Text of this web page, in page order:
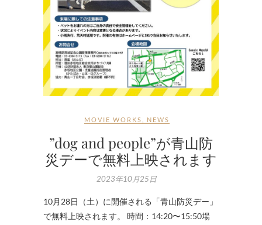
MOVIE WORKS NEWS
”dog and people”が青山防
災デーで無料上映されます
2023年10月25日
10月28日（土）に開催される「青山防災デー」
で無料上映されます。 時間：14:20〜15:50場